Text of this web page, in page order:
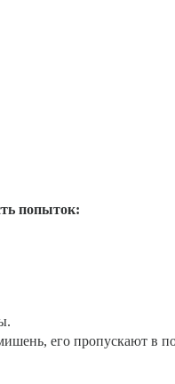
попыток:
его пропускают в